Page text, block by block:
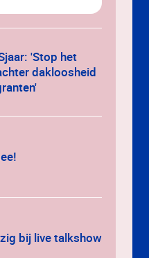
'Stop het
dakloosheid
bij live talkshow